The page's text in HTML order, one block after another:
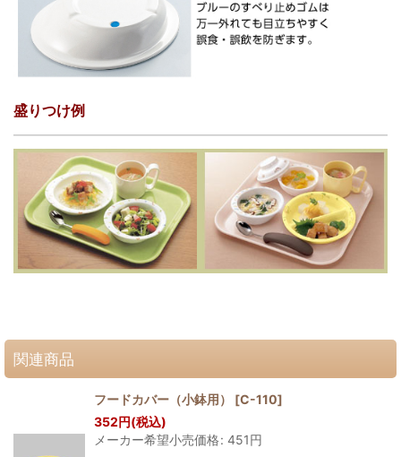
盛りつけ例
関連商品
フードカバー（小鉢用） [C-110]
352円(税込)
メーカー希望小売価格: 451円